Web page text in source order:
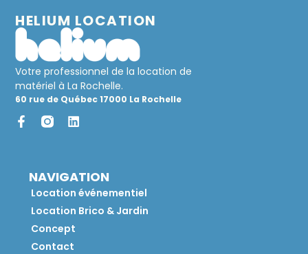
HELIUM LOCATION
Votre professionnel de la location de
matériel à La Rochelle.
60 rue de Québec 17000 La Rochelle
NAVIGATION
Location événementiel
Location Brico & Jardin
Concept
Contact